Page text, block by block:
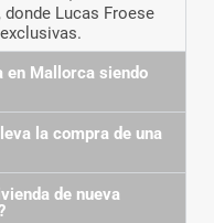
Lucas Froese
en Mallorca siendo
la compra de una
de nueva